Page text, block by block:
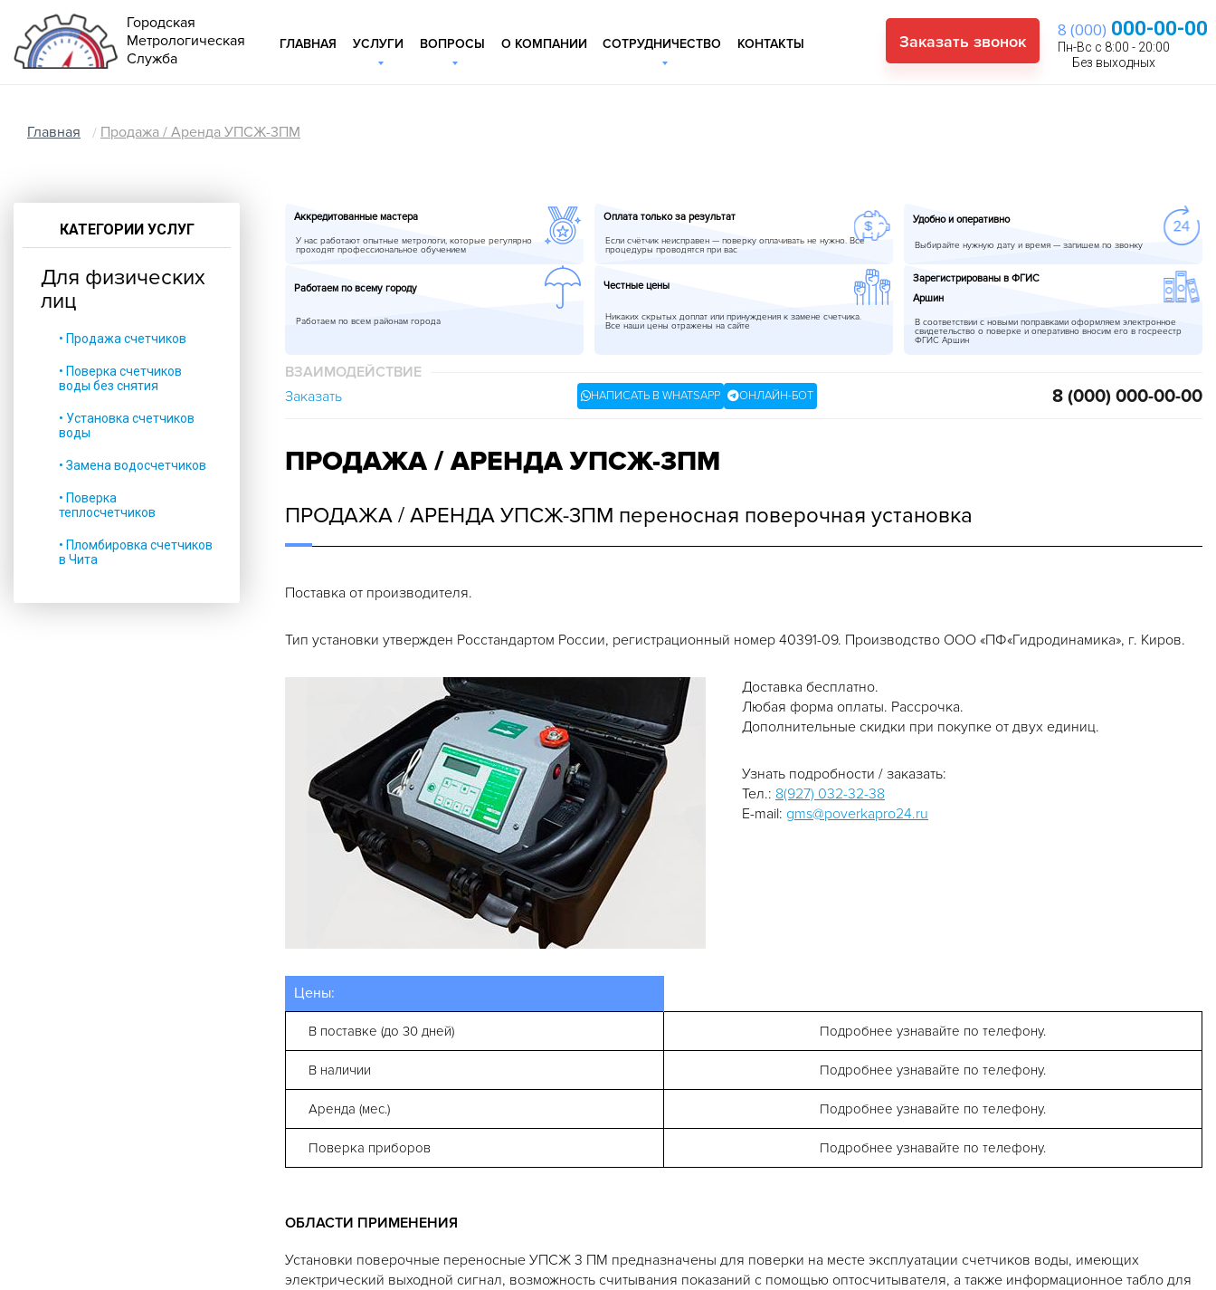
Городская
Метрологическая
Служба
ГЛАВНАЯ УСЛУГИ ВОПРОСЫ О КОМПАНИИ СОТРУДНИЧЕСТВО КОНТАКТЫ Заказать звонок
8 (000) 000-00-00
Пн-Вс с 8:00 - 20:00
Без выходных
Главная Продажа / Аренда УПСЖ-3ПМ
Аккредитованные мастера
У нас работают опытные метрологи, которые регулярно
проходят профессиональное обучением
Оплата только за результат
Если счётчик неисправен — поверку оплачивать не нужно. Все
процедуры проводятся при вас
Удобно и оперативно
Выбирайте нужную дату и время — запишем по звонку
Работаем по всему городу
Работаем по всем районам города
Честные цены
Никаких скрытых доплат или принуждения к замене счетчика.
Все наши цены отражены на сайте
Зарегистрированы в ФГИС
Аршин
В соответствии с новыми поправками оформляем электронное
свидетельство о поверке и оперативно вносим его в госреестр
ФГИС Аршин
ВЗАИМОДЕЙСТВИЕ
Заказать
НАПИСАТЬ В WHATSAPP ОНЛАЙН-БОТ 8 (000) 000-00-00
ПРОДАЖА / АРЕНДА УПСЖ-3ПМ
ПРОДАЖА / АРЕНДА УПСЖ-3ПМ переносная поверочная установка
Поставка от производителя.
Тип установки утвержден Росстандартом России, регистрационный номер 40391-09. Производство ООО «ПФ«Гидродинамика», г. Киров.
Доставка бесплатно.
Любая форма оплаты. Рассрочка.
Дополнительные скидки при покупке от двух единиц.
Узнать подробности / заказать:
Тел.: 8(927) 032-32-38
E-mail: gms@poverkapro24.ru
Цены:
В поставке (до 30 дней) Подробнее узнавайте по телефону.
В наличии Подробнее узнавайте по телефону.
Аренда (мес.) Подробнее узнавайте по телефону.
Поверка приборов Подробнее узнавайте по телефону.
ОБЛАСТИ ПРИМЕНЕНИЯ
Установки поверочные переносные УПСЖ 3 ПМ предназначены для поверки на месте эксплуатации счетчиков воды, имеющих
электрический выходной сигнал, возможность считывания показаний с помощью оптосчитывателя, а также информационное табло для
КАТЕГОРИИ УСЛУГ
Для физических
лиц
• Продажа счетчиков
• Поверка счетчиков
воды без снятия
• Установка счетчиков
воды
• Замена водосчетчиков
• Поверка
теплосчетчиков
• Пломбировка счетчиков
в Чита